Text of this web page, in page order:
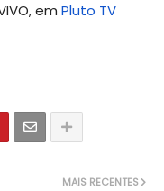
em Pluto TV
MAIS RECENTES